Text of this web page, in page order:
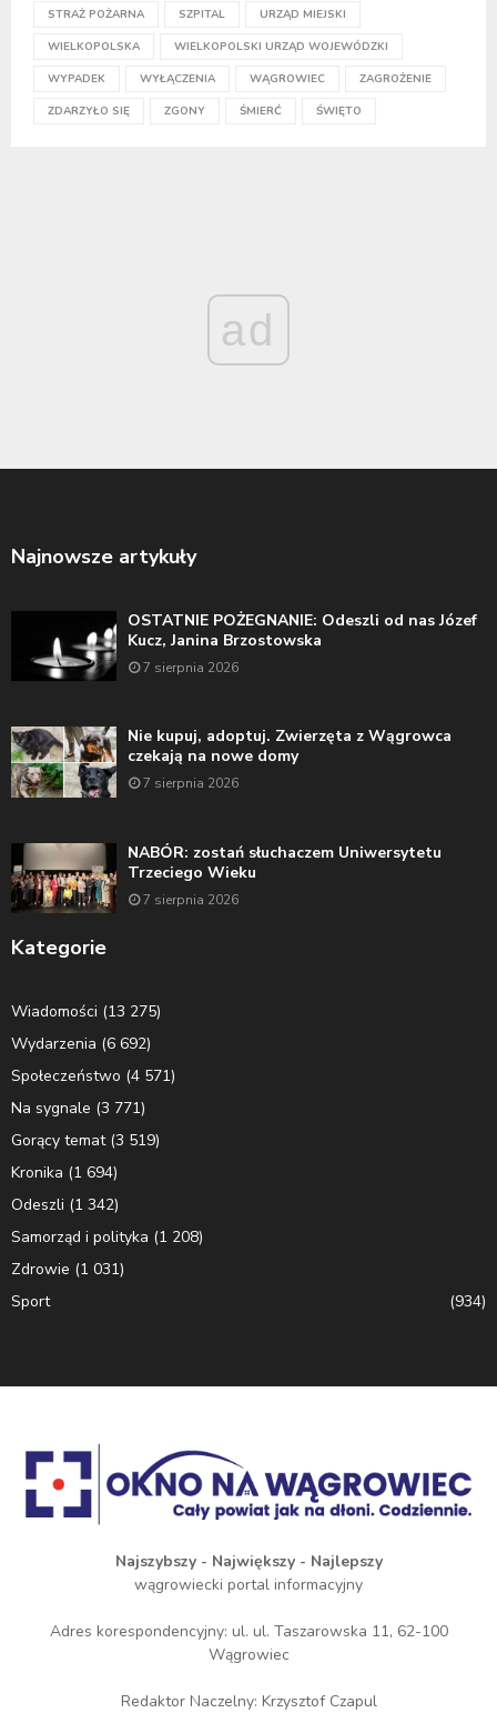
STRAŻ POŻARNA SZPITAL URZĄD MIEJSKI
WIELKOPOLSKA WIELKOPOLSKI URZĄD WOJEWÓDZKI
WYPADEK WYŁĄCZENIA WĄGROWIEC ZAGROŻENIE
ZDARZYŁO SIĘ ZGONY ŚMIERĆ ŚWIĘTO
ad
Najnowsze artykuły
OSTATNIE POŻEGNANIE: Odeszli od nas Józef
Kucz, Janina Brzostowska
7 sierpnia 2026
Nie kupuj, adoptuj. Zwierzęta z Wągrowca
czekają na nowe domy
7 sierpnia 2026
NABÓR: zostań słuchaczem Uniwersytetu
Trzeciego Wieku
7 sierpnia 2026
Kategorie
Wiadomości (13 275)
Wydarzenia (6 692)
Społeczeństwo (4 571)
Na sygnale (3 771)
Gorący temat(3 519)
Kronika (1 694)
Odeszli (1 342)
Samorząd i polityka (1 208)
Zdrowie (1 031)
Sport
(934)
Najszybszy - Największy - Najlepszy
wągrowiecki portal informacyjny
Adres korespondencyjny: ul. ul. Taszarowska 11, 62-100
Wągrowiec
Redaktor Naczelny: Krzysztof Czapul